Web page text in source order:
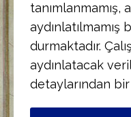
tanımlanmamış,
durmaktadır.
aydınlatacak
detaylarından bir